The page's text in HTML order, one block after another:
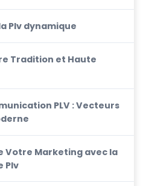
Plv dynamique
Tradition et Haute
PLV : Vecteurs
Votre Marketing avec la
Plv